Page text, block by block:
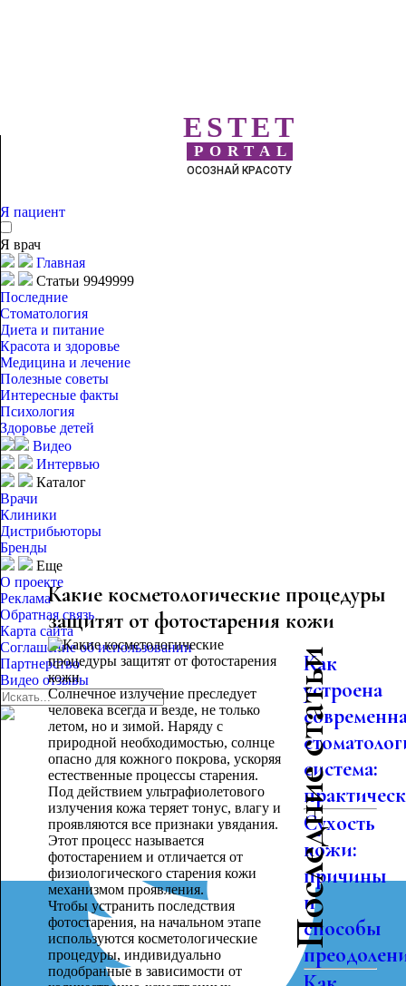
ESTET
PORTAL
ОСОЗНАЙ КРАСОТУ
Я пациент
Я врач
Главная
Статьи 9949999
Последние
Стоматология
Диета и питание
Красота и здоровье
Медицина и лечение
Полезные советы
Интересные факты
Психология
Здоровье детей
Видео
Интервью
Каталог
Врачи
Клиники
Дистрибьюторы
Бренды
Еще
О проекте
Реклама
Обратная связь
Карта сайта
Соглашение об использовании
Партнерство
Видео отзывы
Какие косметологические процедуры
защитят от фотостарения кожи
Солнечное излучение преследует
человека всегда и везде, не только
летом, но и зимой. Наряду с
природной необходимостью, солнце
опасно для кожного покрова, ускоряя
естественные процессы старения.
Под действием ультрафиолетового
излучения кожа теряет тонус, влагу и
проявляются все признаки увядания.
Этот процесс называется
фотостарением и отличается от
физиологического старения кожи
механизмом проявления.
Чтобы устранить последствия
фотостарения, на начальном этапе
используются косметологические
процедуры, индивидуально
подобранные в зависимости от
Последние статьи
Как
устроена
система:
Сухость
кожи:
причины
и
способы